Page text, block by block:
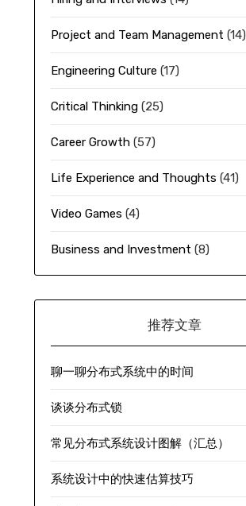
Project and Team Management (14)
Engineering Culture (17)
Critical Thinking(25)
Career Growth(57)
Life Experience and Thoughts (41)
Video Games (4)
Business and Investment (8)
推荐文章
聊一聊分布式系统中的时间
谈谈分布式锁
常见分布式系统设计图解（汇总）
系统设计中的快速估算技巧